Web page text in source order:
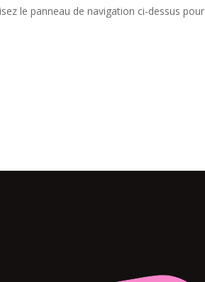
le panneau de navigation ci-dessus pour